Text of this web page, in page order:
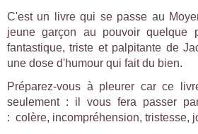
C'est un livre qui se passe au
jeune garçon au pouvoir quelque
fantastique, triste et palpitante de
une dose d'humour qui fait du bien.
Préparez-vous à pleurer car ce
seulement : il vous fera passer
: colère, incompréhension, tristesse,